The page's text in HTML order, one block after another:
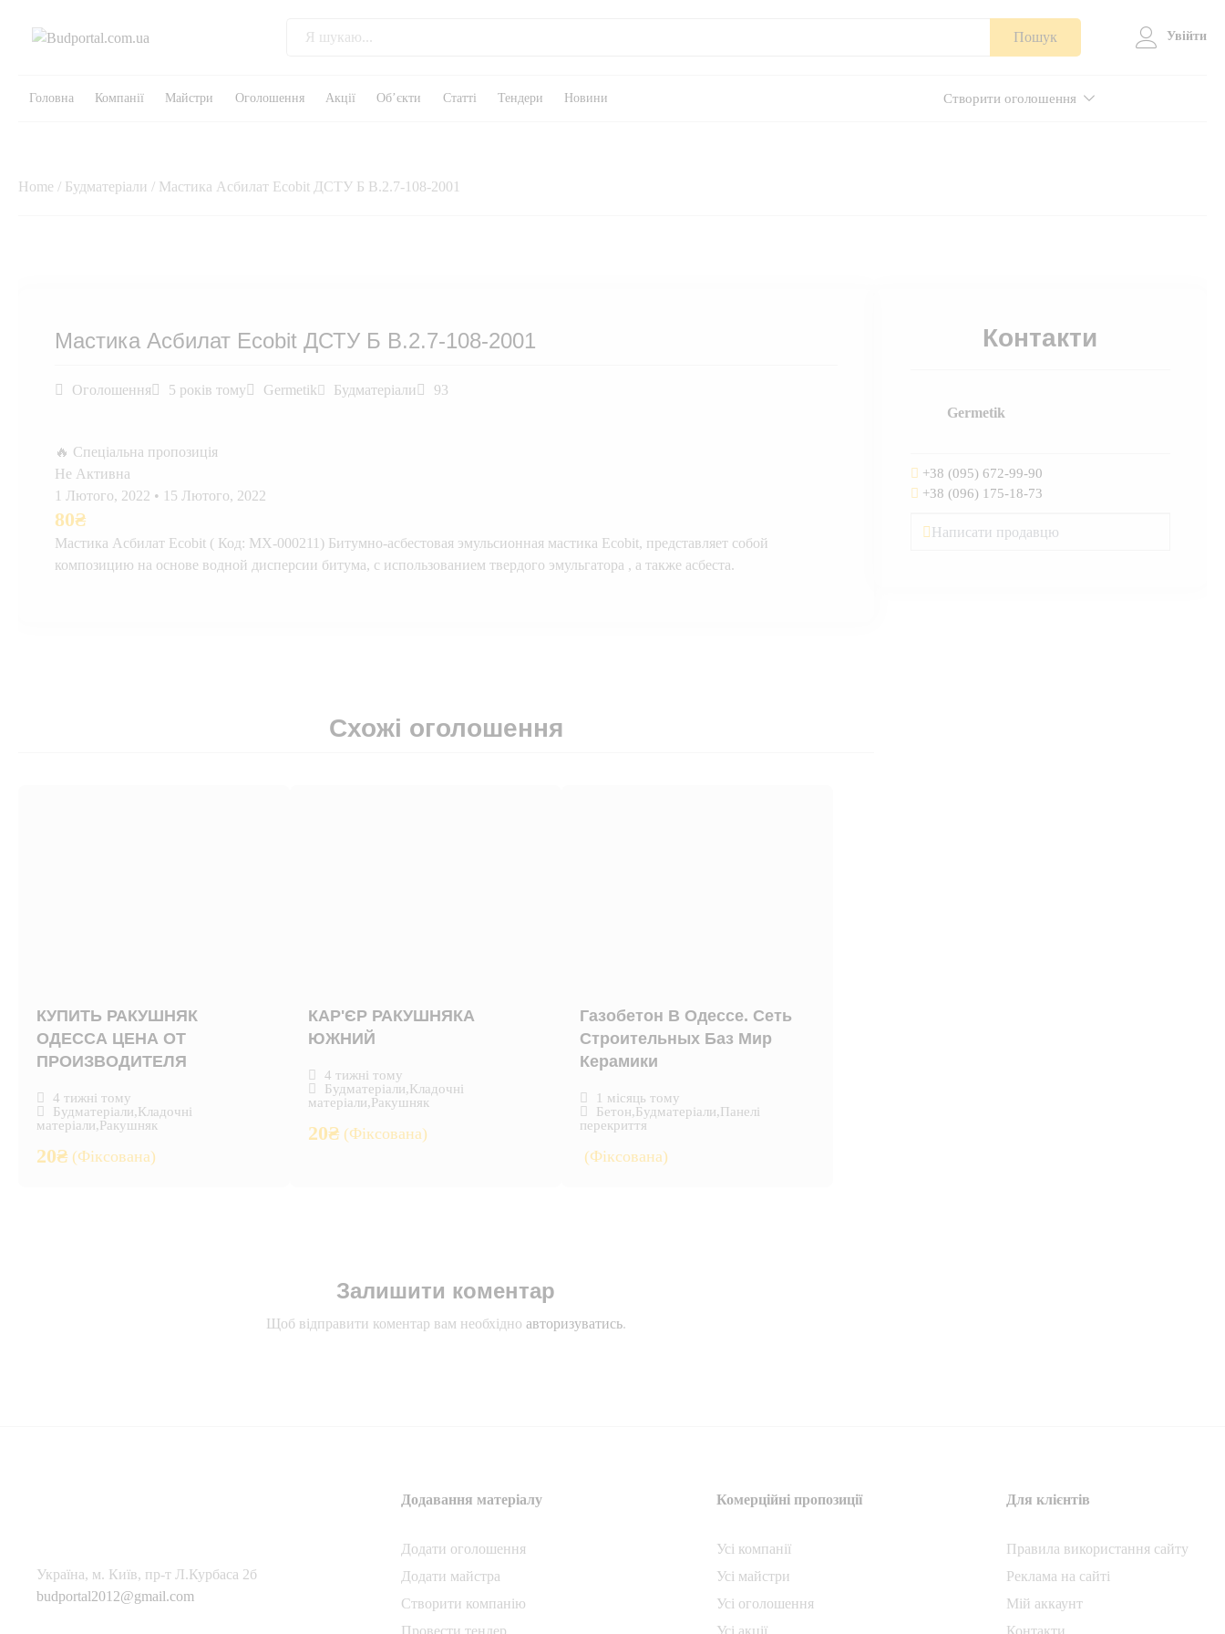
Пошук Увійти
Створити оголошення
Головна Компанії Майстри Оголошення Акції Об’єкти Статті Тендери Новини
Home / Будматеріали / Мастика Асбилат Ecobit ДСТУ Б В.2.7-108-2001
Мастика Асбилат Ecobit ДСТУ Б В.2.7-108-2001
Оголошення 5 років тому Germetik Будматеріали 93
🔥 Спеціальна пропозиція
Не Активна
1 Лютого, 2022 • 15 Лютого, 2022
80₴
Мастика Асбилат Ecobit ( Код: МХ-000211) Битумно-асбестовая эмульсионная мастика Ecobit, представляет собой
композицию на основе водной дисперсии битума, с использованием твердого эмульгатора , а также асбеста.
Схожі оголошення
КУПИТЬ РАКУШНЯК
ОДЕССА ЦЕНА ОТ
ПРОИЗВОДИТЕЛЯ
4 тижні тому
Будматеріали,Кладочні
матеріали,Ракушняк
20₴ (Фіксована)
КАР'ЄР РАКУШНЯКА
ЮЖНИЙ
4 тижні тому
Будматеріали,Кладочні
матеріали,Ракушняк
20₴ (Фіксована)
Газобетон В Одессе. Сеть
Строительных Баз Мир
Керамики
1 місяць тому
Бетон,Будматеріали,Панелі
перекриття
(Фіксована)
Залишити коментар
Щоб відправити коментар вам необхідно авторизуватись.
Контакти
Germetik
+38 (095) 672-99-90
+38 (096) 175-18-73
Написати продавцю
Українa, м. Київ, пр-т Л.Курбаса 2б
budportal2012@gmail.com
Додавання матеріалу
Додати oголошення
Додати майстра
Створити компанiю
Провести тендер
Комерційні пропозиції
Усі компанії
Усі майстри
Усі оголошення
Усі акції
Для клієнтів
Правила використання сайту
Реклама на сайті
Мій аккаунт
Контакти